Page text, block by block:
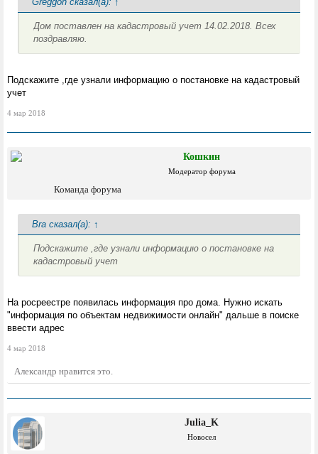
Дом поставлен на кадастровый учет 14.02.2018. Всех
поздравляю.
Подскажите ,где узнали информацию о постановке на кадастровый
учет
4 мар 2018
Кошкин
Модератор форума
Команда форума
Bra сказал(а): ↑
Подскажите ,где узнали информацию о постановке на
кадастровый учет
На росреестре появилась информация про дома. Нужно искать
"информация по объектам недвижимости онлайн" дальше в поиске
ввести адрес
4 мар 2018
Александр нравится это.
Julia_K
Новосел